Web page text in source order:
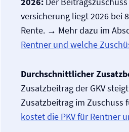
versicherung liegt 2026 bei
Rente. → Mehr dazu im
Rentner und welche
Durchschnittlicher
Zusatzbeitrag der GKV
Zusatzbeitrag im Zuschuss
kostet die PKV für Rentner